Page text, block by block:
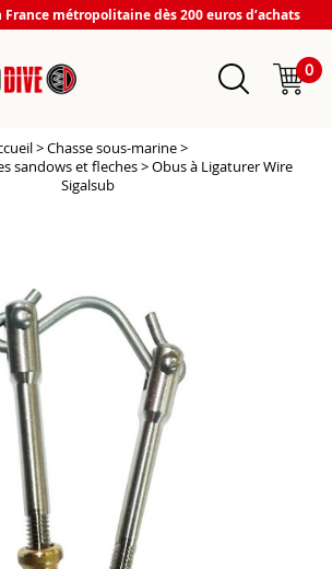
métropolitaine dès 200 euros d’achats
0
>Chasse sous-marine >
sandows et fleches>Obus à Ligaturer Wire
Sigalsub